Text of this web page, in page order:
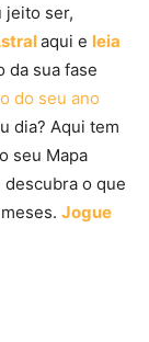
jeito ser,
aqui e leia
da sua fase
do seu ano
dia? Aqui tem
seu Mapa
o que
Jogue